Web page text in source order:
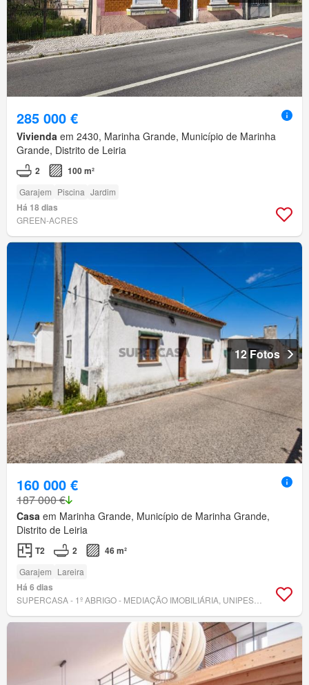
285 000 €
Vivienda em 2430, Marinha Grande, Município de Marinha
Grande, Distrito de Leiria
2 100 m²
Garajem Piscina Jardim
Há 18 dias
GREEN-ACRES
12 Fotos
160 000 €
187 000 €
Casa em Marinha Grande, Município de Marinha Grande,
Distrito de Leiria
T2 2 46 m²
Garajem Lareira
Há 6 dias